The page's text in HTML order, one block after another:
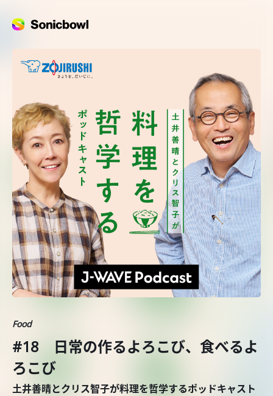
Food
#18 日常の作るよろこび、食べるよ
ろこび
土井善晴とクリス智子が料理を哲学するポッドキャスト